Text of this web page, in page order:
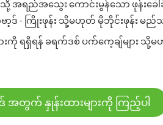
သို့ အရည်အသွေး ကောင်းမွန်သော ဖုန်းခ
ာ့ဒ် - ကြိုးဖုန်း သို့မဟုတ် မိုဘိုင်းဖုန်း မ
ကို ရရှိရန် ခရက်ဒစ် ပက်ကေ့ချ်များ
အတွက် နှုန်းထားများကို ကြည့်ပါ